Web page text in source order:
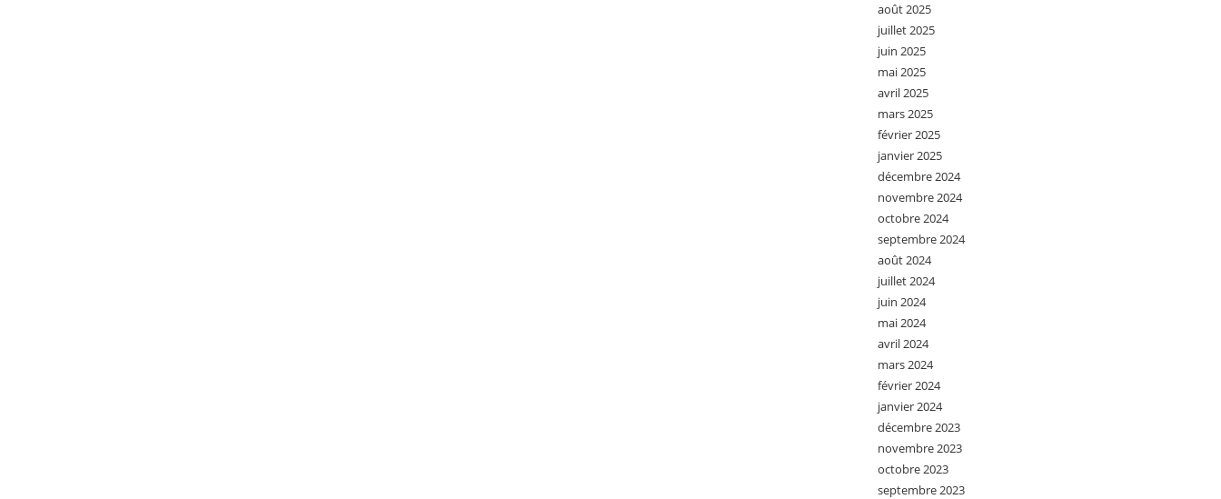
août 2025
juillet 2025
juin 2025
mai 2025
avril 2025
mars 2025
février 2025
janvier 2025
décembre 2024
novembre 2024
octobre 2024
septembre 2024
août 2024
juillet 2024
juin 2024
mai 2024
avril 2024
mars 2024
février 2024
janvier 2024
décembre 2023
novembre 2023
octobre 2023
septembre 2023